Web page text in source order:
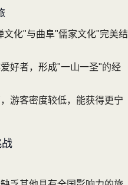
文化"与曲阜"儒家文化"完美结
好者，形成"一山一圣"的经
游客密度较低，能获得更宁